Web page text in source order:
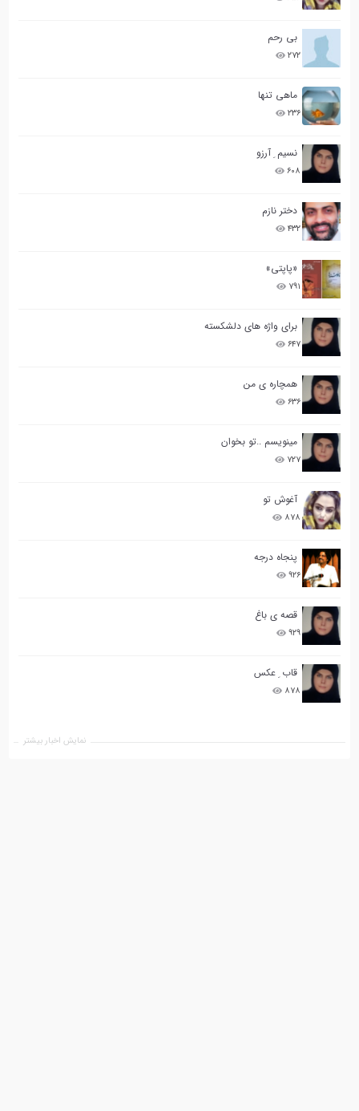
بی رحم
۲۷۲
ماهی تنها
۲۳۶
نسیم ِ آرزو
۶۰۸
دختر نازم
۴۳۲
«پاپتی»
۷۹۱
برای واژه های دلشکسته
۶۴۷
همچاره ی من
۶۳۶
مینویسم ..تو بخوان
۷۲۷
آغوش تو
۸۷۸
پنجاه درجه
۹۲۶
قصه ی باغ
۹۲۹
قاب ِ عکس
۸۷۸
نمایش اخبار بیشتر